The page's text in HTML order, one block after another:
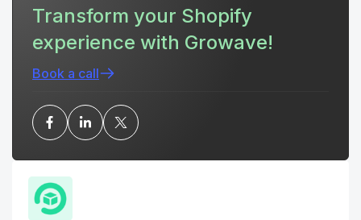
Transform your Shopify
experience with Growave!
Book a call